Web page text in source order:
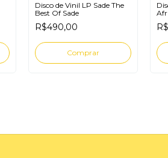
Disco de Vinil LP Sade The
Best Of Sade
R$490,00